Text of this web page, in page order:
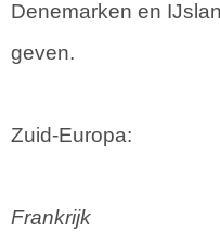
Denemarken en
geven.
Zuid-Europa:
Frankrijk